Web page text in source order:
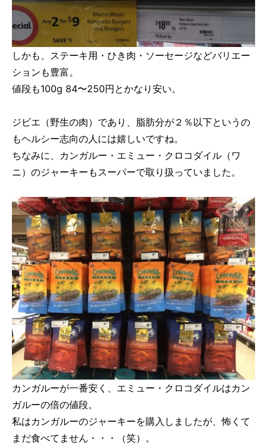
しかも、ステーキ用・ひき肉・ソーセージなどバリエー
ションも豊富。
値段も100g 84〜250円とかなり安い。
ジビエ（野生の肉）であり、脂肪分が２％以下というの
もヘルシー志向の人には嬉しいですね。
ちなみに、カンガルー・エミュー・クロコダイル（ワ
ニ）のジャーキーもスーパーで取り扱っていました。
カンガルーが一番安く、エミュー・クロコダイルはカン
ガルーの倍の値段。
私はカンガルーのジャーキーを購入しましたが、怖くて
まだ食べてません・・・（笑）。